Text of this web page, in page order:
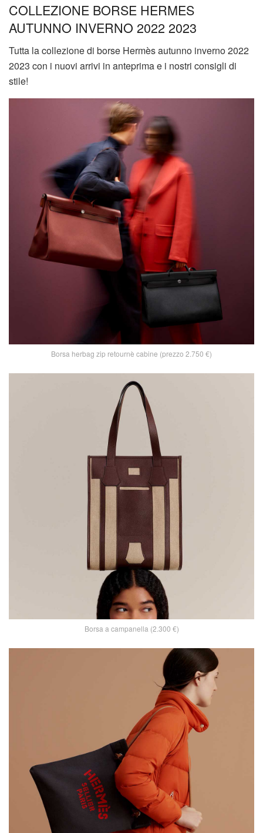
COLLEZIONE BORSE HERMES
AUTUNNO INVERNO 2022 2023
Tutta la collezione di borse Hermès autunno inverno 2022
2023 con i nuovi arrivi in anteprima e i nostri consigli di
stile!
Borsa herbag zip retournè cabine (prezzo 2.750 €)
Borsa a campanella (2.300 €)